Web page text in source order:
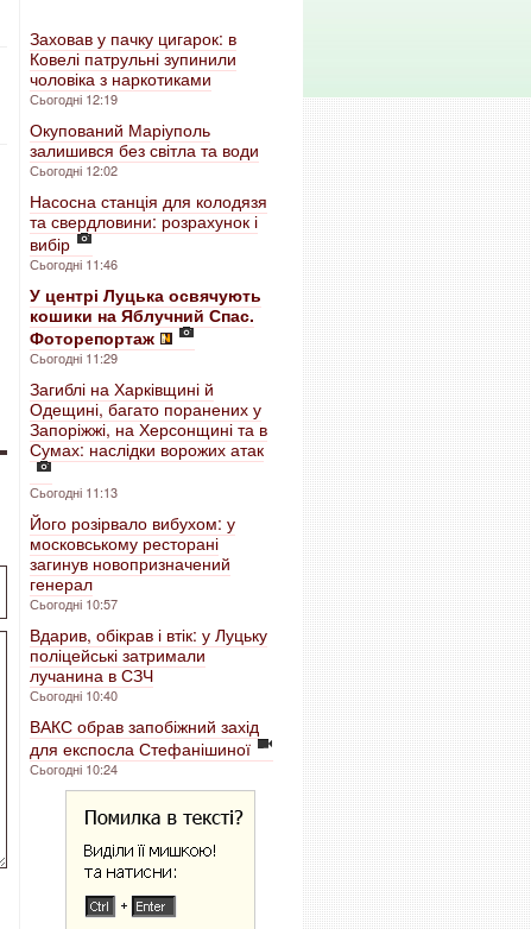
Заховав у пачку цигарок: в
Ковелі патрульні зупинили
чоловіка з наркотиками
Сьогодні 12:19
Окупований Маріуполь
залишився без світла та води
Сьогодні 12:02
Насосна станція для колодязя
та свердловини: розрахунок і
вибір
Сьогодні 11:46
У центрі Луцька освячують
кошики на Яблучний Спас.
Фоторепортаж
Сьогодні 11:29
Загиблі на Харківщині й
Одещині, багато поранених у
Запоріжжі, на Херсонщині та в
Сумах: наслідки ворожих атак
Сьогодні 11:13
Його розірвало вибухом: у
московському ресторані
загинув новопризначений
генерал
Сьогодні 10:57
Вдарив, обікрав і втік: у Луцьку
поліцейські затримали
лучанина в СЗЧ
Сьогодні 10:40
ВАКС обрав запобіжний захід
для експосла Стефанішиної
Сьогодні 10:24